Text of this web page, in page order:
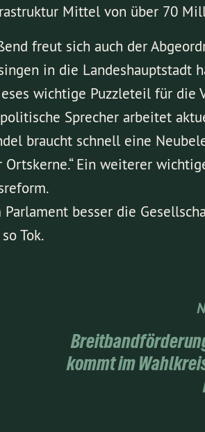
Mittel von über 70
freut sich auch der
in die Landeshauptstadt
wichtige Puzzleteil für die
Sprecher arbeitet
braucht schnell eine
Ein weiterer
Parlament besser die
Tok.
kommt im